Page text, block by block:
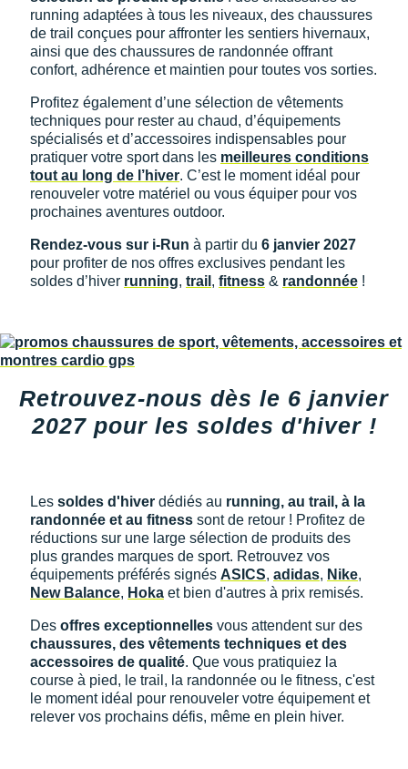
running adaptées à tous les niveaux, des chaussures
de trail conçues pour affronter les sentiers hivernaux,
ainsi que des chaussures de randonnée offrant
confort, adhérence et maintien pour toutes vos sorties.
Profitez également d’une sélection de vêtements
techniques pour rester au chaud, d’équipements
spécialisés et d’accessoires indispensables pour
pratiquer votre sport dans les meilleures conditions
tout au long de l’hiver. C’est le moment idéal pour
renouveler votre matériel ou vous équiper pour vos
prochaines aventures outdoor.
Rendez-vous sur i-Run à partir du 6 janvier 2027
pour profiter de nos offres exclusives pendant les
soldes d’hiver running, trail , fitness & randonnée !
Retrouvez-nous dès le 6 janvier
2027 pour les soldes d'hiver !
Les soldes d'hiver dédiés au running, au trail, à la
randonnée et au fitness sont de retour ! Profitez de
réductions sur une large sélection de produits des
plus grandes marques de sport. Retrouvez vos
équipements préférés signés ASICS, adidas, Nike,
New Balance, Hoka et bien d'autres à prix remisés.
Des offres exceptionnelles vous attendent sur des
chaussures, des vêtements techniques et des
accessoires de qualité. Que vous pratiquiez la
course à pied, le trail, la randonnée ou le fitness, c'est
le moment idéal pour renouveler votre équipement et
relever vos prochains défis, même en plein hiver.
Salomon
Saucony
Altra
Inov-8
La Sportiva
Lowa
Merrell
NNormal
Reebok
Under Armour
+ Voir toutes les marques
DÉSTOCKAGE
+ Voir toutes leschaussures homme
Trouvez votre chaussure de running
Salomon
Saucony
Altra
Inov-8
La Sportiva
Lowa
Merrell
NNormal
Reebok
Under Armour
+ Voir toutes les marques
DÉSTOCKAGE
+ Voir toutes leschaussures de sport
femme
Trouvez votre chaussure de running
TRAINING
VESTES & COUPE VENT
DOUDOUNES
POLAIRES
Collection CLUB
Équipe de France
Natation
Vêtements JUNIOR
PAR MARQUES
The North Face
Under Armour
Arcteryx
Brooks
Columbia
Gorewear
Icebreaker
Mizuno
New Balance
Orca
Scott
+ Voir toutes les marques
+ Voir tous lesvêtements homme
SHORTS / CUISSARDS / JUPES
SOUS-VÊTEMENTS
VESTES & COUPE VENT
DOUDOUNES
POLAIRES
Collection CLUB
Équipe de France
Sportswear
Triathlon-Cycles
Salomon
The North Face
Anita
Columbia
Compressport
Icebreaker
Millet
New Balance
Shock Absorber
+ Voir toutes les marques
DÉSTOCKAGE
+ Voir tous les vêtements femme
COMPTEURS VÉLO
GPS RANDONNÉE
RADARS / ÉCLAIRAGE VELO
Accessoires montres/ Bracelets
Bracelets d'activité
Chronométrage
Accessoires connectés
Accessoires téléphone
Caméras sport
PAR MARQUES
Shokz
Suunto
Crosscall
Huawei
Hyperice
Jabra
Ledlenser
Reboots
Silva
X-Moove
+ Voir toutes les marques
DÉSTOCKAGE
+ Voir tous les produitsélectroniques
Trouvez votre montre sport GPS
PROTECTION MUSCULAIRE &
ARTICULAIRE
SAC À DOS
SAC DE SPORT
SAC HYDRATATION / GOURDE
TRAINING
BIVOUAC
CARTES
PRODUITS D'ENTRETIEN
Canicross
Collection CLUB
Équipe de France
Jumelles
Lacets / guêtres / semelles / pointes
athlétisme
Orientation
Sac de couchage
Sécurité
Salomon
The North Face
Black Diamond
Buff
Camelbak
Ciele
Deuter
Oakley
Oxsitis
Zamst
+ Voir toutes les marques
PAR MARQUES
Ta Energy
H3RO
Hydrenergy
SANTAMADRE
Voyager
+ Voir toute ladiététique du sport
Buff
BV Sport
Casio
Columbia
Compex
Compressport
COROS
Epitact
Garmin
Icebreaker
Inov-8
La Sportiva
Maurten
Merrell
Millet
Retourner un produit
Guide des tailles et pointures
Offrir des cartes cadeaux
Utiliser ma carte cadeau
i-Run Club